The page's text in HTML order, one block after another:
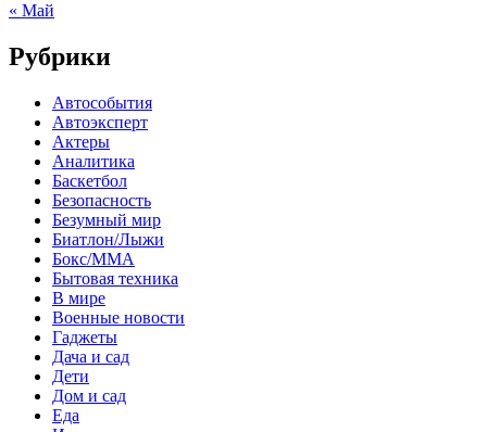
« Май
Рубрики
Автособытия
Автоэксперт
Актеры
Аналитика
Баскетбол
Безопасность
Безумный мир
Биатлон/Лыжи
Бокс/MMA
Бытовая техника
В мире
Военные новости
Гаджеты
Дача и сад
Дети
Дом и сад
Еда